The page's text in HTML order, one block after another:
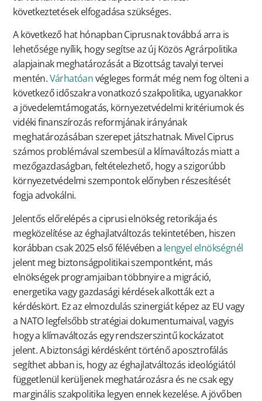
következtetések elfogadása szükséges.
A következő hat hónapban Ciprusnak továbbá arra is
lehetősége nyílik, hogy segítse az új Közös Agrárpolitika
alapjainak meghatározását a Bizottság tavalyi tervei
mentén.Várhatóanvégleges formát még nem fog ölteni a
következő időszakra vonatkozó szakpolitika, ugyanakkor
a jövedelemtámogatás, környezetvédelmi kritériumok és
vidéki finanszírozás reformjának irányának
meghatározásában szerepet játszhatnak. Mivel Ciprus
számos problémával szembesül a klímaváltozás miatt a
mezőgazdaságban, feltételezhető, hogy a szigorúbb
környezetvédelmi szempontok előnyben részesítését
fogja advokálni.
Jelentős előrelépés a ciprusi elnökség retorikája és
megközelítése az éghajlatváltozás tekintetében, hiszen
korábban csak 2025 első félévében a lengyel elnökségnél
jelent meg biztonságpolitikai szempontként, más
elnökségek programjaiban többnyire a migráció,
energetika vagy gazdasági kérdések alkották ezt a
kérdéskört. Ez az elmozdulás szinergiát képez az EU vagy
a NATO legfelsőbb stratégiai dokumentumaival, vagyis
hogy a klímaváltozás egy rendszerszintű kockázatot
jelent. A biztonsági kérdésként történő aposztrofálás
segíthet abban is, hogy az éghajlatváltozás ideológiától
függetlenül kerüljenek meghatározásra és ne csak egy
marginális szakpolitika legyen ennek kezelése. A jövőben